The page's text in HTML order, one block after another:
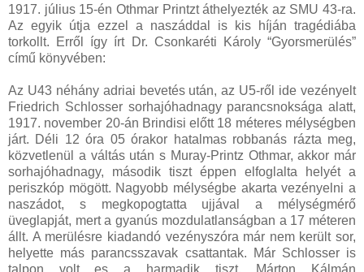
1917. július 15-én Othmar Printzt áthelyezték az SMU 43-ra.
Az egyik útja ezzel a naszáddal is kis híján tragédiába
torkollt. Erről így írt Dr. Csonkaréti Károly “Gyorsmerülés”
című könyvében:
Az U43 néhány adriai bevetés után, az U5-ről ide vezényelt
Friedrich Schlosser sorhajóhadnagy parancsnoksága alatt,
1917. november 20-án Brindisi előtt 18 méteres mélységben
járt. Déli 12 óra 05 órakor hatalmas robbanás rázta meg,
közvetlenül a váltás után s Muray-Printz Othmar, akkor már
sorhajóhadnagy, második tiszt éppen elfoglalta helyét a
periszkóp mögött. Nagyobb mélységbe akarta vezényelni a
naszádot, s megkopogtatta ujjával a mélységmérő
üveglapját, mert a gyanús mozdulatlanságban a 17 méteren
állt. A merülésre kiadandó vezényszóra már nem került sor,
helyette más parancsszavak csattantak. Már Schlosser is
talpon volt es a harmadik tiszt, Márton Kálmán